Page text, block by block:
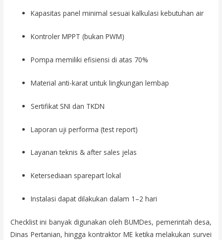
Kapasitas panel minimal sesuai kalkulasi kebutuhan air
Kontroler MPPT (bukan PWM)
Pompa memiliki efisiensi di atas 70%
Material anti-karat untuk lingkungan lembap
Sertifikat SNI dan TKDN
Laporan uji performa (test report)
Layanan teknis & after sales jelas
Ketersediaan sparepart lokal
Instalasi dapat dilakukan dalam 1–2 hari
Checklist ini banyak digunakan oleh BUMDes, pemerintah desa,
Dinas Pertanian, hingga kontraktor ME ketika melakukan survei